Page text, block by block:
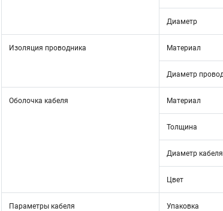
Диаметр
Изоляция проводника Материал
Диаметр
Оболочка кабеля Материал
Толщина
Диаметр кабеля
Цвет
Параметры кабеля Упаковка